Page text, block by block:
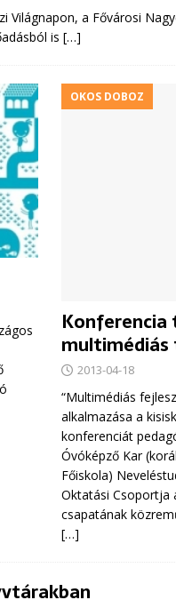
Világnapon, a Fővárosi
is […]
OKOS DOBOZ
2013-04-18
“Multimédiás
alkalmazása a
konferenciát
Óvóképző Kar
Főiskola)
Oktatási Csoportja
csapatának
[…]